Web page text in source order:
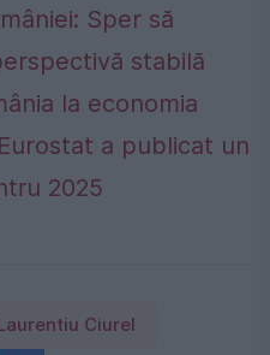
Sper să
stabilă
la economia
a publicat un
2025
Ciurel